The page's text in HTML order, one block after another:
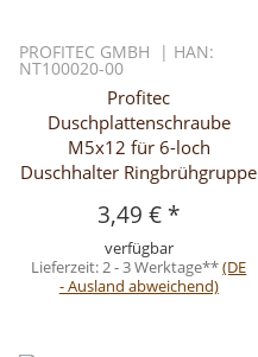
PROFITEC GMBH | HAN:
NT100020-00
Profitec
Duschplattenschraube
M5x12 für 6-loch
Duschhalter Ringbrühgruppe
3,49 € *
verfügbar
Lieferzeit:2 - 3 Werktage**(DE
- Ausland abweichend)